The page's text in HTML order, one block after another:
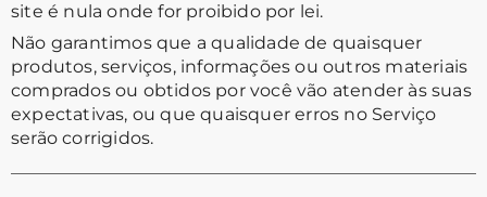
site é nula onde for proibido por lei.
Não garantimos que a qualidade de quaisquer
produtos, serviços, informações ou outros materiais
comprados ou obtidos por você vão atender às suas
expectativas, ou que quaisquer erros no Serviço
serão corrigidos.